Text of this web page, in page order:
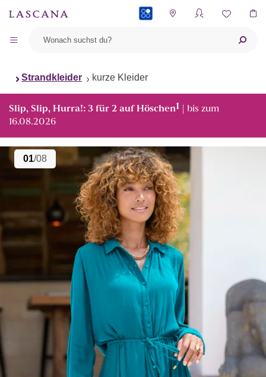
Strandkleider kurze Kleider
Slip, Slip, Hurra!: 3 für 2 auf Höschen1 | bis zum
16.08.2026
01/08